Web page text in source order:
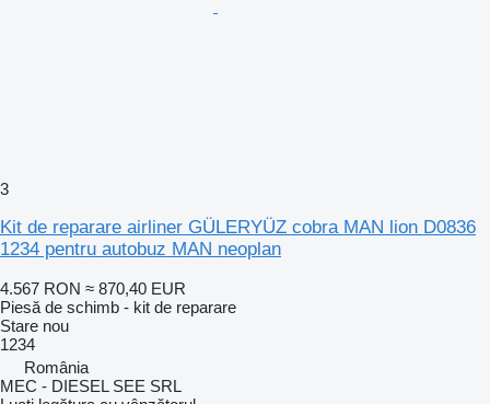
3
Kit de reparare airliner GÜLERYÜZ cobra MAN lion D0836
1234 pentru autobuz MAN neoplan
4.567 RON ≈ 870,40 EUR
Piesă de schimb - kit de reparare
Stare nou
1234
România
MEC - DIESEL SEE SRL